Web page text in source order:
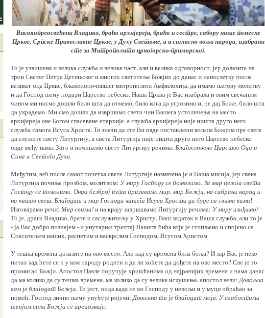
Високопреосвећени Владико, браћо архијереји, браћо и сестре, сабору наше помесне
Цркве, Српске Православне Цркве, у Духу Светоме, а и сагласно вољи народа, изабрани
сте за Митрополита црногорско-приморског.
То је узвишена и велика служба и велика част, али и велика одговорност, јер долазите на
трон Светог Петра Цетињског и многих светитеља Божјих до данас и напослетку после
великог оца Цркве, блаженопочившег митрополита Амфилохија, да имамо његову молитву
и да Господ њему подари Царство небеско. Наша Црква је Вас изабрала и овим свечаним
чином ми нисмо дошли било шта да отмемо, било кога да угрозимо и, не дај Боже, било шта
да украдемо. Ми смо дошли да извршимо свети чин Вашега устоличења на место
архијереја ове Богом спасаване епархије, а служба архијереја није ништа друго него
служба самога Исуса Христа. То значи да сте Ви овде постављени вољом Божјом пре свега
да служите свету Литургију, а света Литургија није ништа друго него Царство небеско
овде међу нама. Зато и почињемо свету Литургију речима: Благословено Царство Оца и
Сина и Светога Духа.
Међутим, већ после самог почетка свете Литургије назначена је и Ваша мисија, јер свака
Литургија почиње прозбом, молитвом: У миру Господу се помолимо.За мир целога света
Господу се помолимо. Онда безброј пута призивамо мир, мир Божји, на сабрани народ и
на читав свет. Благодат и мир Господа нашега Исуса Христа да буде са свима вама!
Изговарамо речи: Мир свима!и на крају завршавамо Литургију речима: У миру изиђимо!
То је, драги Владико, брате и саслужитељу у Христу, Ваш задатак и Ваша служба, али то је
- ја Вас добро познајем - и унутарњи трептај Вашега бића које је стопљено и спојено са
Спаситељем наших, распетим и васкрслим Господом, Исусом Христом.
У тешка времена долазите на ово место. Али кад су времена била боља? И зар Вас је неко
питао кад ћете се и у ком народу родити и да ли хоћете да дођете на ово место? Све је то
промисао Божји. Апостол Павле поручује хришћанима од најранијих времена и нама данас
да ма колико да су тешка времена, ма колико да су велика искушења, апостол вели:Довољна
вам је благодат Божја. То јест, онда када се он Господу у невољи и у муци обраћао за
помоћ, Господ лично њему упућује ријечи:Довољна ти је благодат моја. У слабостима
твојим сила Божја се препознаје.